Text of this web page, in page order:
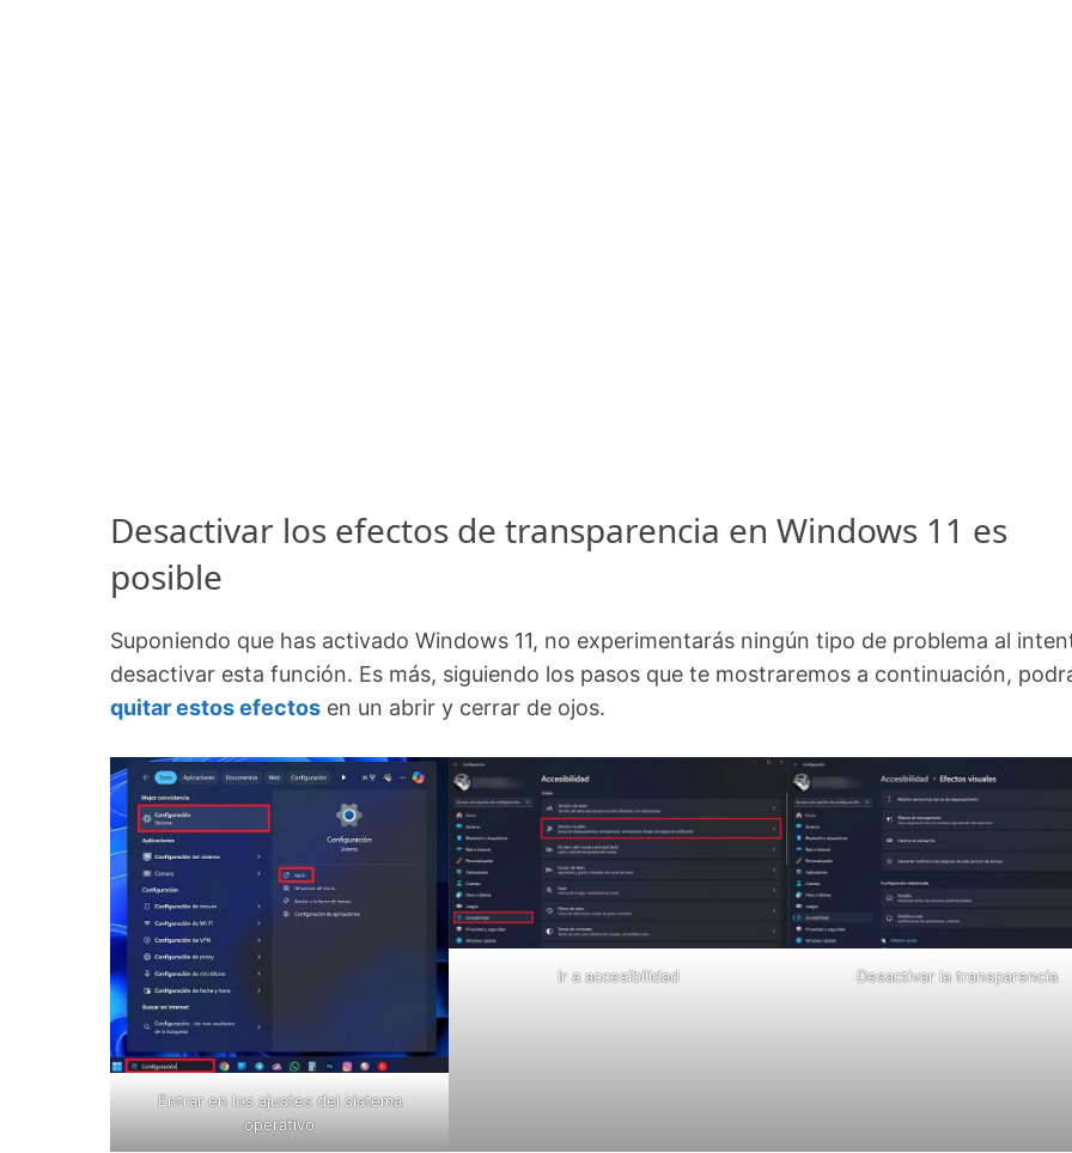
Desactivar los efectos de transparencia en Windows 11 es
posible
Suponiendo que has activado Windows 11, no experimentarás ningún tipo de problema al
desactivar esta función. Es más, siguiendo los pasos que te mostraremos a continuación,
quitar estos efectos en un abrir y cerrar de ojos.
Entrar en los ajustes del sistema
operativo
Ir a accesibilidad Desactivar la transparencia